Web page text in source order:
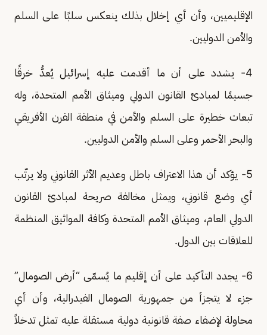
الإقليميين، وأن أي إخلال بذلك ينعكس سلبًا على السلم
والأمن الدوليين.
4- يشدد على أن ما أقدمت عليه إسرائيل يُعدُّ خرقًا
جسيمًا لمبادئ القانون الدولي وميثاق الأمم المتحدة، وله
تبعات خطيرة على السلم والأمن في منطقة القرن الأفريقي
والبحر الأحمر وعلى السلم والأمن الدوليين.
5- يؤكد أن هذا الاعتراف باطل وعديم الأثر القانوني ولا يرتّب
أي وضع قانوني، ويمثل مخالفة صريحة لمبادئ القانون
الدولي العام، وميثاق الأمم المتحدة وكافة المواثيق المنظمة
للعلاقات بين الدول.
6- يجدد التأكيد على أن إقليم ما يُسمّى “أرض الصومال”
جزء لا يتجزأ من جمهورية الصومال الفيدرالية، وأن أي
محاولة لإضفاء صفة قانونية دولية مستقلة عليه تمثل تدخلاً